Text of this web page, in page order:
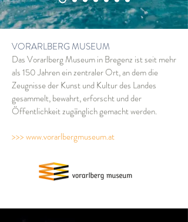
VORARLBERG MUSEUM
Das Vorarlberg Museum in Bregenz ist seit mehr
als 150 Jahren ein zentraler Ort, an dem die
Zeugnisse der Kunst und Kultur des Landes
gesammelt, bewahrt, erforscht und der
Öffentlichkeit zugänglich gemacht werden.
>>> www.vorarlbergmuseum.at